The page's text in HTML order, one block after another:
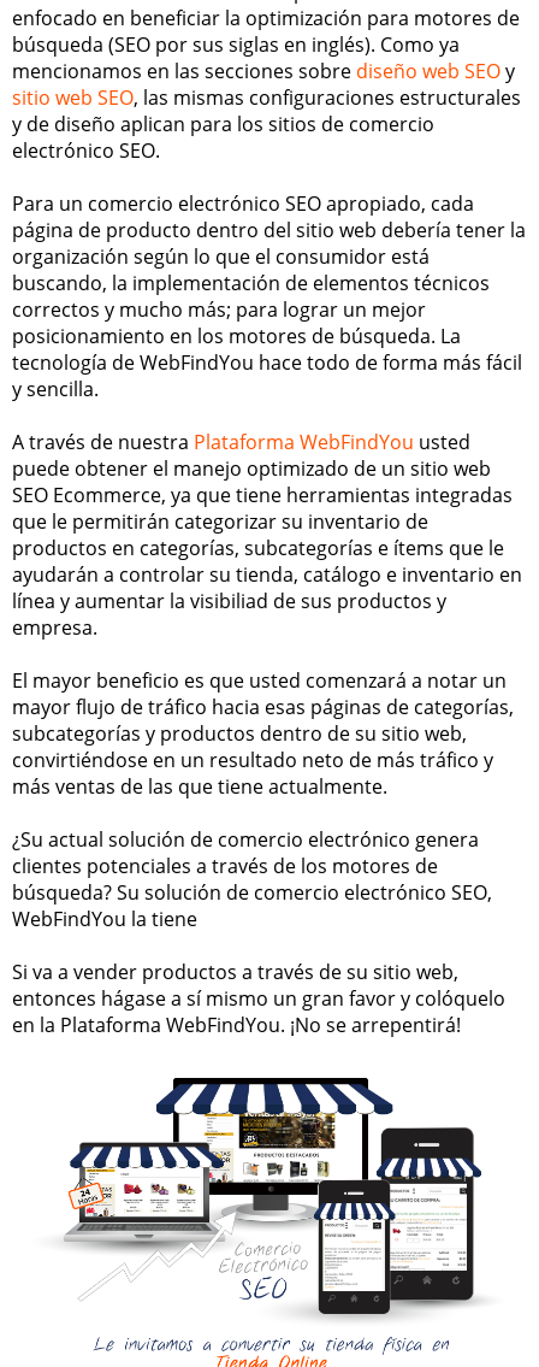
enfocado en beneficiar la optimización para motores de
búsqueda (SEO por sus siglas en inglés). Como ya
mencionamos en las secciones sobre diseño web SEOy
sitio web SEO, las mismas configuraciones estructurales
y de diseño aplican para los sitios de comercio
electrónico SEO.
Para un comercio electrónico SEO apropiado, cada
página de producto dentro del sitio web debería tener la
organización según lo que el consumidor está
buscando, la implementación de elementos técnicos
correctos y mucho más; para lograr un mejor
posicionamiento en los motores de búsqueda. La
tecnología de WebFindYou hace todo de forma más fácil
y sencilla.
A través de nuestra Plataforma WebFindYou usted
puede obtener el manejo optimizado de un sitio web
SEO Ecommerce, ya que tiene herramientas integradas
que le permitirán categorizar su inventario de
productos en categorías, subcategorías e ítems que le
ayudarán a controlar su tienda, catálogo e inventario en
línea y aumentar la visibiliad de sus productos y
empresa.
El mayor beneficio es que usted comenzará a notar un
mayor flujo de tráfico hacia esas páginas de categorías,
subcategorías y productos dentro de su sitio web,
convirtiéndose en un resultado neto de más tráfico y
más ventas de las que tiene actualmente.
¿Su actual solución de comercio electrónico genera
clientes potenciales a través de los motores de
búsqueda?Su solución de comercio electrónico SEO,
WebFindYou la tiene
Si va a vender productos a través de su sitio web,
entonces hágase a sí mismo un gran favor y colóquelo
en la Plataforma WebFindYou. ¡No se arrepentirá!